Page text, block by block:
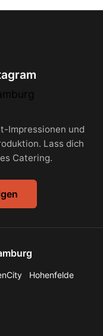
Impressionen und
Lass dich
Catering.
Hohenfelde